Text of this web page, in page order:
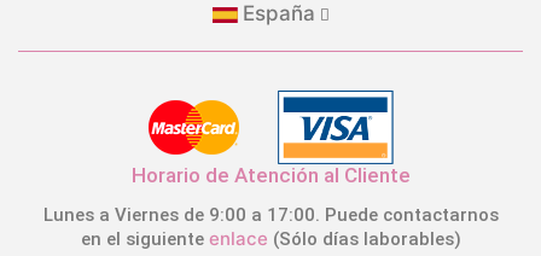
España
Horario de Atención al Cliente
Lunes a Viernes de 9:00 a 17:00. Puede contactarnos
en el siguiente enlace (Sólo días laborables)